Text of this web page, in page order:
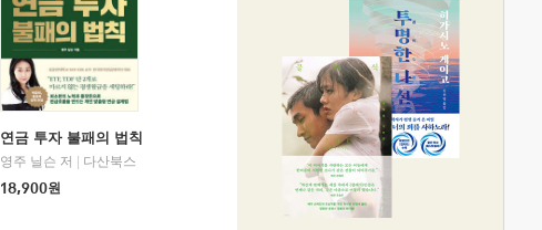
연금 투자 불패의 법칙
영주 닐슨 저
다산북스
18,900원